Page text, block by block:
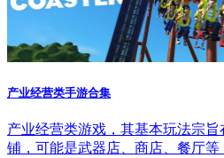
产业经营类手游合集
产业经营类游戏，其基本玩法宗
铺，可能是武器店、商店、餐厅